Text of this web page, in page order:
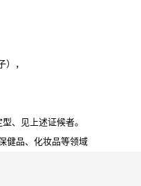
子），
型、见上述证候者。
健品、化妆品等领域